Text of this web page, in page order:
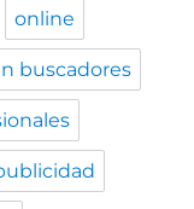
online
buscadores